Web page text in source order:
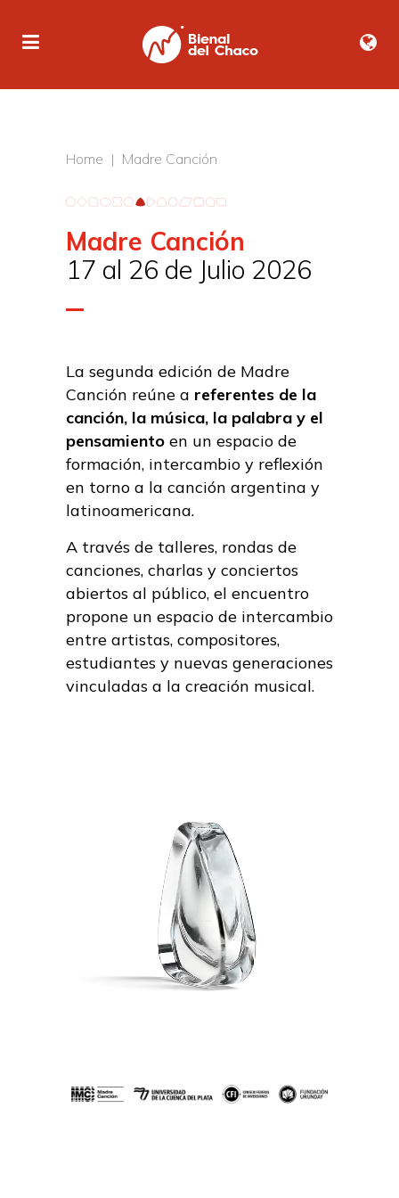
Home | Madre Canción
Madre Canción
17 al 26 de Julio 2026
La segunda edición de Madre
Canción reúne a referentes de la
canción, la música, la palabra y el
pensamiento en un espacio de
formación, intercambio y reflexión
en torno a la canción argentina y
latinoamericana.
A través de talleres, rondas de
canciones, charlas y conciertos
abiertos al público, el encuentro
propone un espacio de intercambio
entre artistas, compositores,
estudiantes y nuevas generaciones
vinculadas a la creación musical.